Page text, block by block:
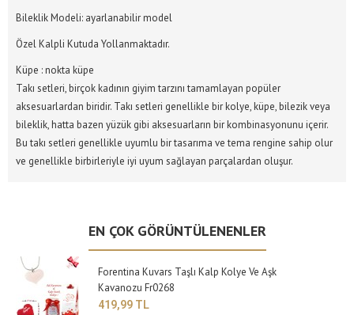
Bileklik Modeli: ayarlanabilir model
Özel Kalpli Kutuda Yollanmaktadır.
Küpe : nokta küpe
Takı setleri, birçok kadının giyim tarzını tamamlayan popüler
aksesuarlardan biridir. Takı setleri genellikle bir kolye, küpe, bilezik veya
bileklik, hatta bazen yüzük gibi aksesuarların bir kombinasyonunu içerir.
Bu takı setleri genellikle uyumlu bir tasarıma ve tema rengine sahip olur
ve genellikle birbirleriyle iyi uyum sağlayan parçalardan oluşur.
EN ÇOK GÖRÜNTÜLENENLER
Forentina Kuvars Taşlı Kalp Kolye Ve Aşk
Kavanozu Fr0268
419,99 TL